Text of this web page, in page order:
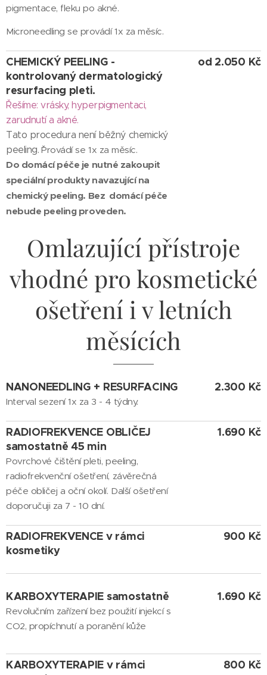
pigmentace, fleku po akné.
Microneedling se provádí 1x za měsíc.
CHEMICKÝ PEELING -
kontrolovaný dermatologický
resurfacing pleti.
Řešíme: vrásky, hyperpigmentaci,
zarudnutí a akné.
Tato procedura není běžný chemický
peeling. ˇProvádí se 1x za měsíc.
Do domácí péče je nutné zakoupit
speciální produkty navazující na
chemický peeling. Bez domácí péče
nebude peeling proveden.
od 2.050 Kč
Omlazující přístroje
vhodné pro kosmetické
ošetření i v letních
měsících
NANONEEDLING + RESURFACING
Interval sezení 1x za 3 - 4 týdny.
2.300 Kč
RADIOFREKVENCE OBLIČEJ
samostatně 45 min
Povrchové čištění pleti, peeling,
radiofrekvenční ošetření, závěrečná
péče obličej a oční okolí. Další ošetření
doporučuji za 7 - 10 dní.
1.690 Kč
RADIOFREKVENCE v rámci
kosmetiky
900 Kč
KARBOXYTERAPIE samostatně
Revolučním zařízení bez použití injekcí s
CO2, propíchnutí a poranění kůže
1.690 Kč
KARBOXYTERAPIE v rámci
800 Kč